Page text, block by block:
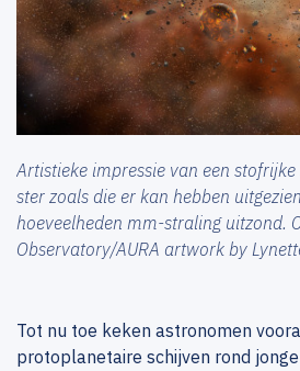
Artistieke impressie van een
ster zoals die er kan hebben
hoeveelheden mm-straling uitzond.
Observatory/AURA artwork by
Tot nu toe keken astronomen
protoplanetaire schijven rond